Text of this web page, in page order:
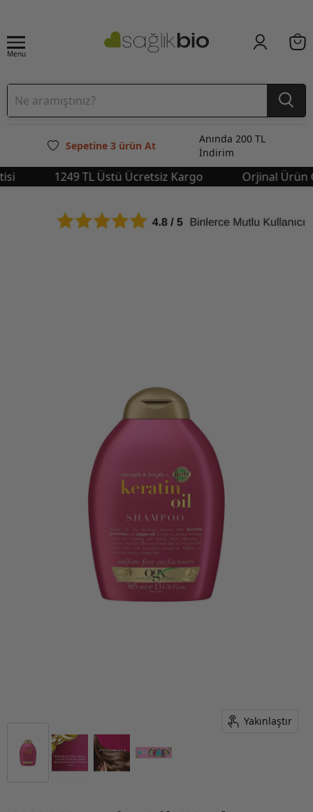
Menu
Sepetine 3 ürün At
Anında 200 TL
İndirim
1249 TL Üstü Ücretsiz Kargo Orjinal Ürün
Yakınlaştır